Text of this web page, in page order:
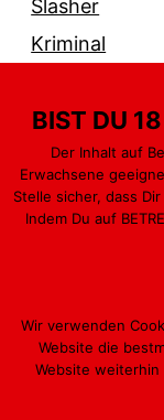
Slasher
Kriminal
PARANORMAL
Stolz
BIST DU
Der Inhalt auf
Erwachsene
Stelle sicher, dass
Indem Du auf
Wir verwenden
Website die
Website weiterhin